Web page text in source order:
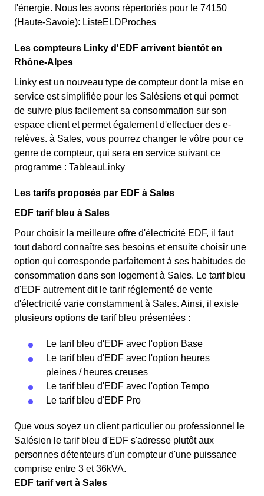
l'énergie. Nous les avons répertoriés pour le 74150
(Haute-Savoie): ListeELDProches
Les compteurs Linky d'EDF arrivent bientôt en
Rhône-Alpes
Linky est un nouveau type de compteur dont la mise en
service est simplifiée pour les Salésiens et qui permet
de suivre plus facilement sa consommation sur son
espace client et permet également d'effectuer des e-
relèves. à Sales, vous pourrez changer le vôtre pour ce
genre de compteur, qui sera en service suivant ce
programme : TableauLinky
Les tarifs proposés par EDF à Sales
EDF tarif bleu à Sales
Pour choisir la meilleure offre d'électricité EDF, il faut
tout dabord connaître ses besoins et ensuite choisir une
option qui corresponde parfaitement à ses habitudes de
consommation dans son logement à Sales. Le tarif bleu
d'EDF autrement dit le tarif réglementé de vente
d'électricité varie constamment à Sales. Ainsi, il existe
plusieurs options de tarif bleu présentées :
Le tarif bleu d'EDF avec l'option Base
Le tarif bleu d'EDF avec l'option heures
pleines / heures creuses
Le tarif bleu d'EDF avec l'option Tempo
Le tarif bleu d'EDF Pro
Que vous soyez un client particulier ou professionnel le
Salésien le tarif bleu d'EDF s'adresse plutôt aux
personnes détenteurs d'un compteur d'une puissance
comprise entre 3 et 36kVA.
EDF tarif vert à Sales